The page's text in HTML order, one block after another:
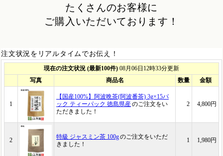
たくさんのお客様に
ご購入いただいております！
注文状況をリアルタイムでお伝え！